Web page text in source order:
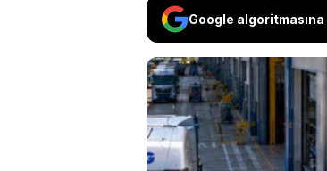
Google algoritmasına